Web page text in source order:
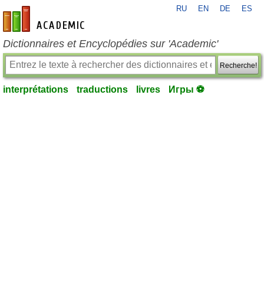
fr-academic.com
RU EN DE ES
Dictionnaires et Encyclopédies sur 'Academic'
Recherche!
interprétations traductions livres Игры ⚽